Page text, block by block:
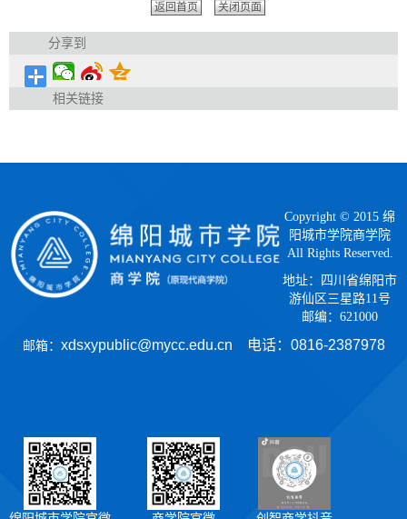
返回首页 关闭页面
分享到
相关链接
Copyright © 2015 绵
阳城市学院商学院
All Rights Reserved.
地址：四川省绵阳市
游仙区三星路11号
邮编：621000
邮箱： xdsxypublic@mycc.edu.cn 电话： 0816-2387978